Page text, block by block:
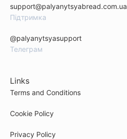
support@palyanytsyabread.com.ua
Підтримка
@palyanytsyasupport
Телеграм
Links
Terms and Conditions
Cookie Policy
Privacy Policy